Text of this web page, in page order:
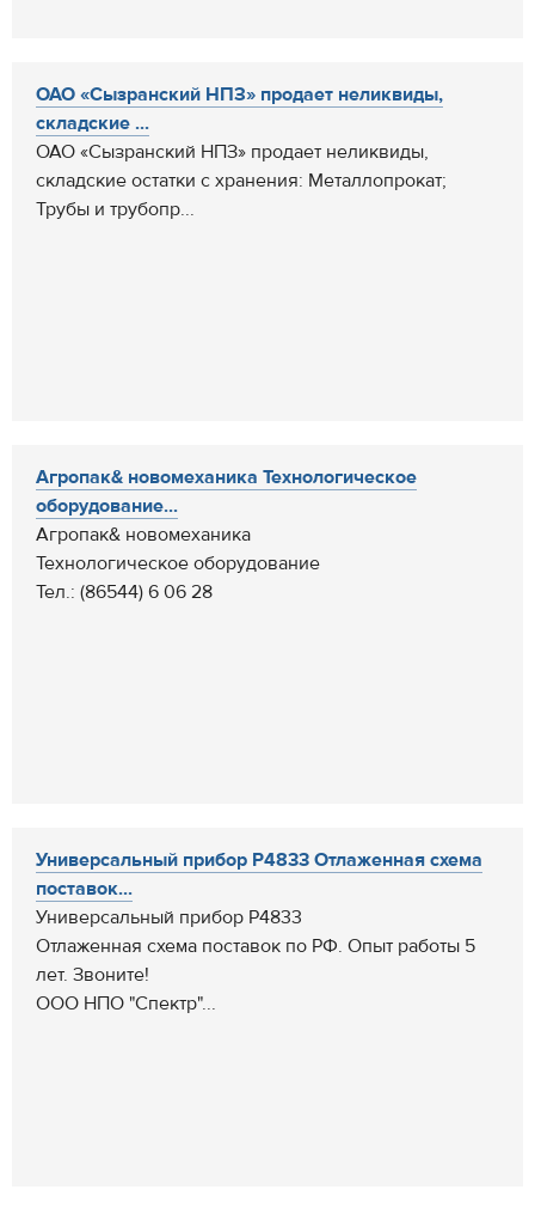
ОАО «Сызранский НПЗ» продает неликвиды,
складские ...
ОАО «Сызранский НПЗ» продает неликвиды,
складские остатки с хранения: Металлопрокат;
Трубы и трубопр...
Агропак& новомеханика Технологическое
оборудование...
Агропак& новомеханика
Технологическое оборудование
Тел.: (86544) 6 06 28
Универсальный прибор Р4833 Отлаженная схема
поставок...
Универсальный прибор Р4833
Отлаженная схема поставок по РФ. Опыт работы 5
лет. Звоните!
ООО НПО "Спектр"...